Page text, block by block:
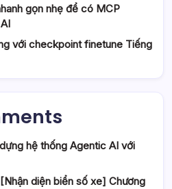
gọn nhẹ để có MCP
với checkpoint finetune Tiếng
hệ thống Agentic AI với
[Nhận diện biển số xe] Chương